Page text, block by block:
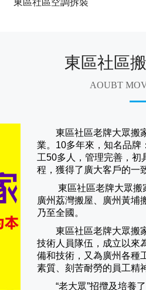
東區社區
AOUBT
東區社區老牌大眾搬
業。10多年來，知名品牌
工50多人，管理完善，初
程，獲得了廣大客戶的一
東區社區老牌大眾搬
廣州荔灣搬屋、廣州黃埔
乃至全國。
東區社區老牌大眾搬
技術人員隊伍，成立以來
備和技術，又為廣州各種
素質、刻苦耐勞的員工精
“老大眾”招攬及培養了